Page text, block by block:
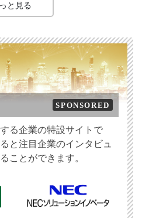
と見る
SPONSORED
る企業の特設サイトで
と注目企業のインタビュ
ことができます。